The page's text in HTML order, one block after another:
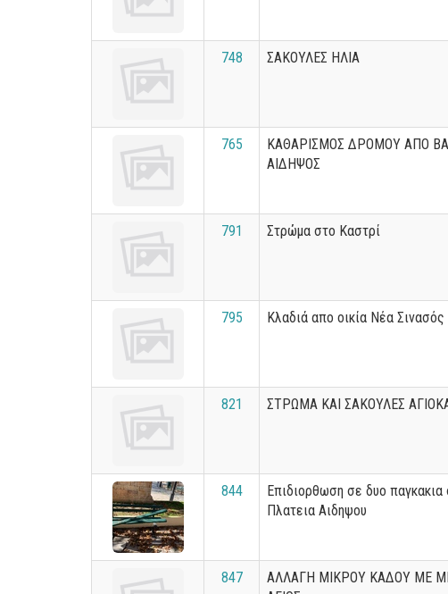
748 ΣΑΚΟΥΛΕΣ ΗΛΙΑ
765
ΚΑΘΑΡΙΣΜΟΣ ΔΡΟΜΟΥ ΑΠΟ
ΑΙΔΗΨΟΣ
791 Στρώμα στο Καστρί
795 Κλαδιά απο οικία Νέα Σινασός
821 ΣΤΡΩΜΑ ΚΑΙ ΣΑΚΟΥΛΕΣ
844
Επιδιορθωση σε δυο παγκακια
Πλατεια Αιδηψου
847
ΑΛΛΑΓΗ ΜΙΚΡΟΥ ΚΑΔΟΥ ΜΕ